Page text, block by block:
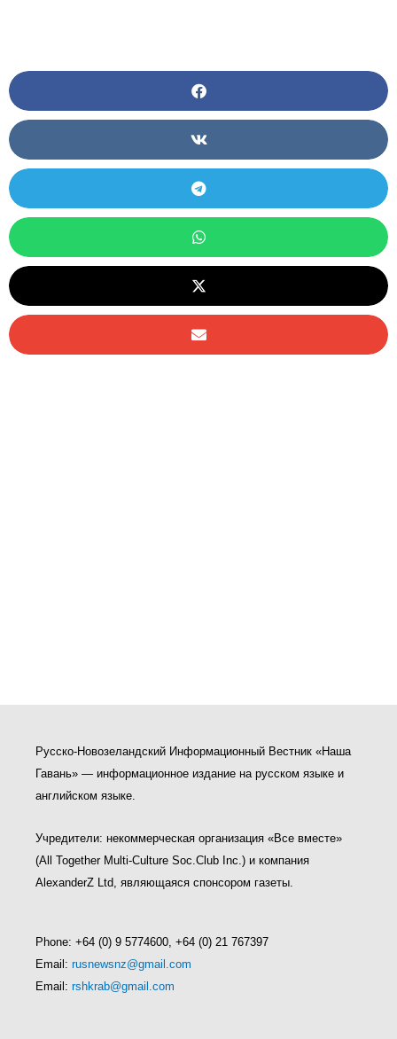
Русско-Новозеландский Информационный Вестник «Наша
Гавань» — информационное издание на русском языке и
английском языке.
Учредители: некоммерческая организация «Все вместе»
(All Together Multi-Culture Soс.Club Inc.) и компания
AlexanderZ Ltd, являющаяся спонсором газеты.
Phone: +64 (0) 9 5774600, +64 (0) 21 767397
Email: rusnewsnz@gmail.com
Email: rshkrab@gmail.com